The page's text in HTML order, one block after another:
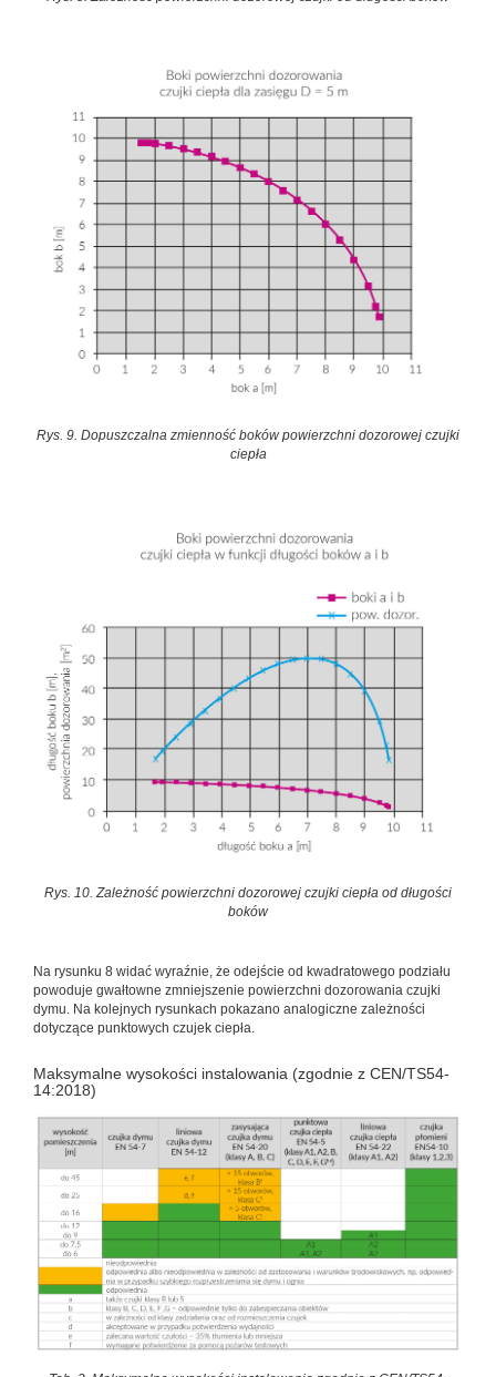
Rys. 9. Dopuszczalna zmienność boków powierzchni dozorowej czujki
ciepła
Rys. 10. Zależność powierzchni dozorowej czujki ciepła od długości
boków
Na rysunku 8 widać wyraźnie, że odejście od kwadratowego podziału
powoduje gwałtowne zmniejszenie powierzchni dozorowania czujki
dymu. Na kolejnych rysunkach pokazano analogiczne zależności
dotyczące punktowych czujek ciepła.
Maksymalne wysokości instalowania (zgodnie z CEN/TS54-
14:2018)